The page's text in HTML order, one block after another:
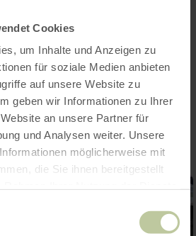
Cookies
um Inhalte und Anzeigen zu
für soziale Medien anbieten
auf unsere Website zu
geben wir Informationen zu Ihrer
an unsere Partner für
und Analysen weiter. Unsere
möglicherweise mit
die Sie ihnen bereitgestellt